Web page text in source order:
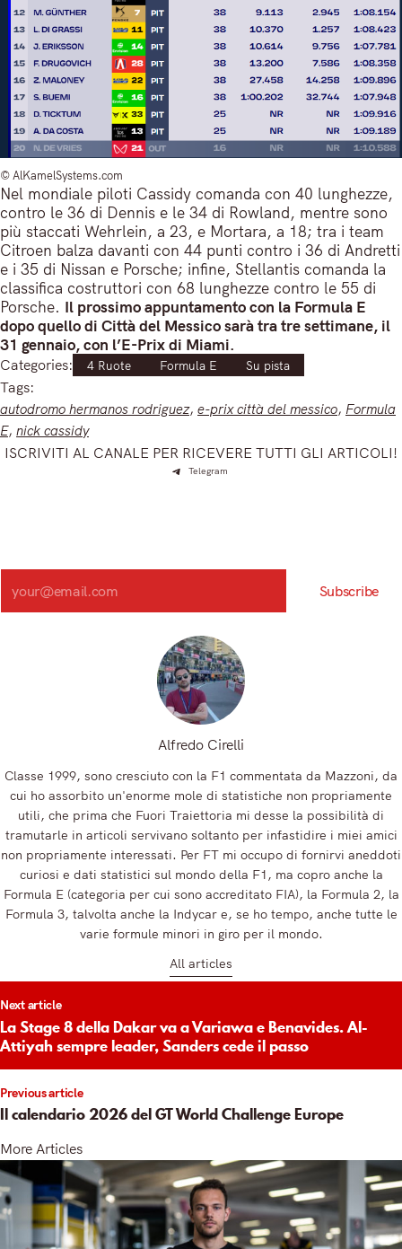
© AlKamelSystems.com
Nel mondiale piloti Cassidy comanda con 40 lunghezze,
contro le 36 di Dennis e le 34 di Rowland, mentre sono
più staccati Wehrlein, a 23, e Mortara, a 18; tra i team
Citroen balza davanti con 44 punti contro i 36 di Andretti
e i 35 di Nissan e Porsche; infine, Stellantis comanda la
classifica costruttori con 68 lunghezze contro le 55 di
Porsche. Il prossimo appuntamento con la Formula E
dopo quello di Città del Messico sarà tra tre settimane, il
31 gennaio, con l’E-Prix di Miami.
Categories: 4 Ruote Formula E Su pista
Tags:
autodromo hermanos rodriguez, e-prix città del messico, Formula
E, nick cassidy
ISCRIVITI AL CANALE PER RICEVERE TUTTI GLI ARTICOLI!
Telegram
Search
Subscribe
Alfredo Cirelli
Classe 1999, sono cresciuto con la F1 commentata da Mazzoni, da
cui ho assorbito un'enorme mole di statistiche non propriamente
utili, che prima che Fuori Traiettoria mi desse la possibilità di
tramutarle in articoli servivano soltanto per infastidire i miei amici
non propriamente interessati. Per FT mi occupo di fornirvi aneddoti
curiosi e dati statistici sul mondo della F1, ma copro anche la
Formula E (categoria per cui sono accreditato FIA), la Formula 2, la
Formula 3, talvolta anche la Indycar e, se ho tempo, anche tutte le
varie formule minori in giro per il mondo.
All articles
Previous article
Il calendario 2026 del GT World Challenge Europe
Next article
La Stage 8 della Dakar va a Variawa e Benavides. Al-
Attiyah sempre leader, Sanders cede il passo
More Articles